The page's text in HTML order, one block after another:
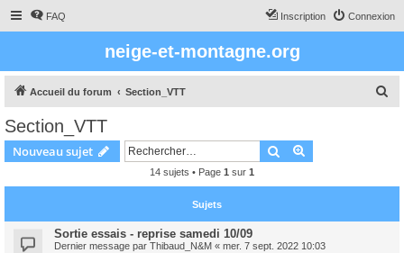
FAQ Connexion
Inscription
neige-et-montagne.org
Accueil du forum Section_VTT
c
Section_VTT
Nouveau sujet Rechercher
14 sujets • Page 1 sur 1
Sujets
Sortie essais - reprise samedi 10/09
Dernier message par Thibaud_N&M « mer. 7 sept. 2022 10:03